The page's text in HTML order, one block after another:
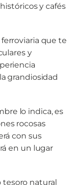
y cafés
que te
y
grandiosidad
lo indica, es
rocosas
con sus
en un lugar
tesoro natural